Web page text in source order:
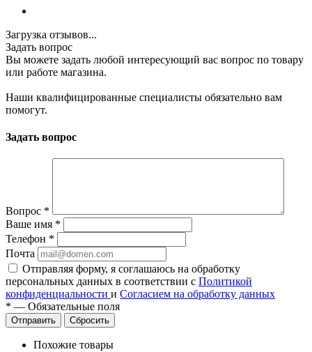
Загрузка отзывов...
Задать вопрос
Вы можете задать любой интересующий вас вопрос по товару
или работе магазина.
Наши квалифицированные специалисты обязательно вам
помогут.
Задать вопрос
Вопрос *
Ваше имя *
Телефон *
Почта
Отправляя форму, я соглашаюсь на обработку
персональных данных в соответствии с Политикой
конфиденциальности и Согласием на обработку данных
* — Обязательные поля
Сбросить
Похожие товары